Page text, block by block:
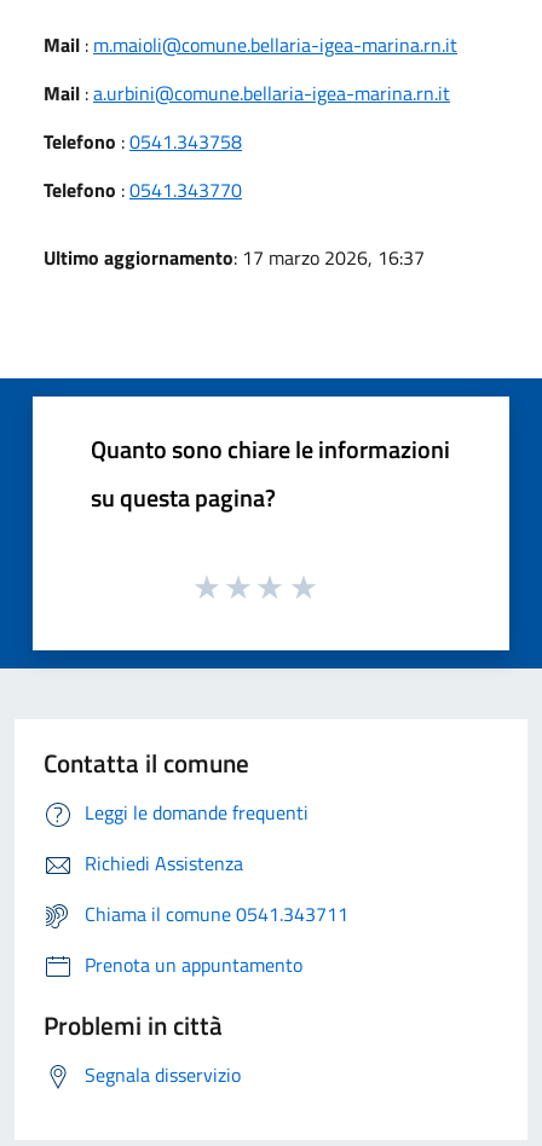
Mail : m.maioli@comune.bellaria-igea-marina.rn.it
Mail :a.urbini@comune.bellaria-igea-marina.rn.it
Telefono :0541.343758
Telefono :0541.343770
Ultimo aggiornamento: 17 marzo 2026, 16:37
Quanto sono chiare le informazioni
su questa pagina?
Contatta il comune
Leggi le domande frequenti
Richiedi Assistenza
Chiama il comune 0541.343711
Prenota un appuntamento
Problemi in città
Segnala disservizio